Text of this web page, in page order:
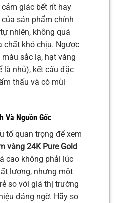
giác bết rít hay
sản phẩm chính
nhiên, không quá
chất khó chịu. Ngược
màu sắc lạ, hạt vàng
là nhũ), kết cấu đặc
thấu và có mùi
Và Nguồn Gốc
tố quan trọng để xem
vàng 24K Pure Gold
cao không phải lúc
lượng, nhưng một
so với giá thị trường
đáng ngờ. Hãy so